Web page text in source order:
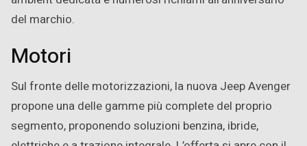
del marchio.
Motori
Sul fronte delle motorizzazioni, la nuova Jeep Avenger
propone una delle gamme più complete del proprio
segmento, proponendo soluzioni benzina, ibride,